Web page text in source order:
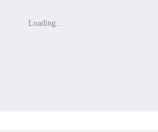
Loading...